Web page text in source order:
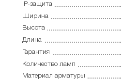
IP-защита
Ширина
Высота
Длина
Гарантия
Количество ламп
Материал арматуры